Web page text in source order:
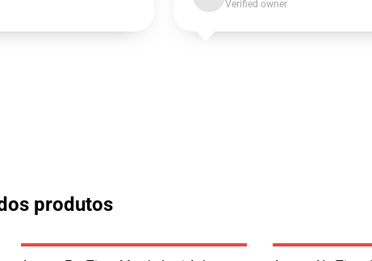
Verified owner
produtos